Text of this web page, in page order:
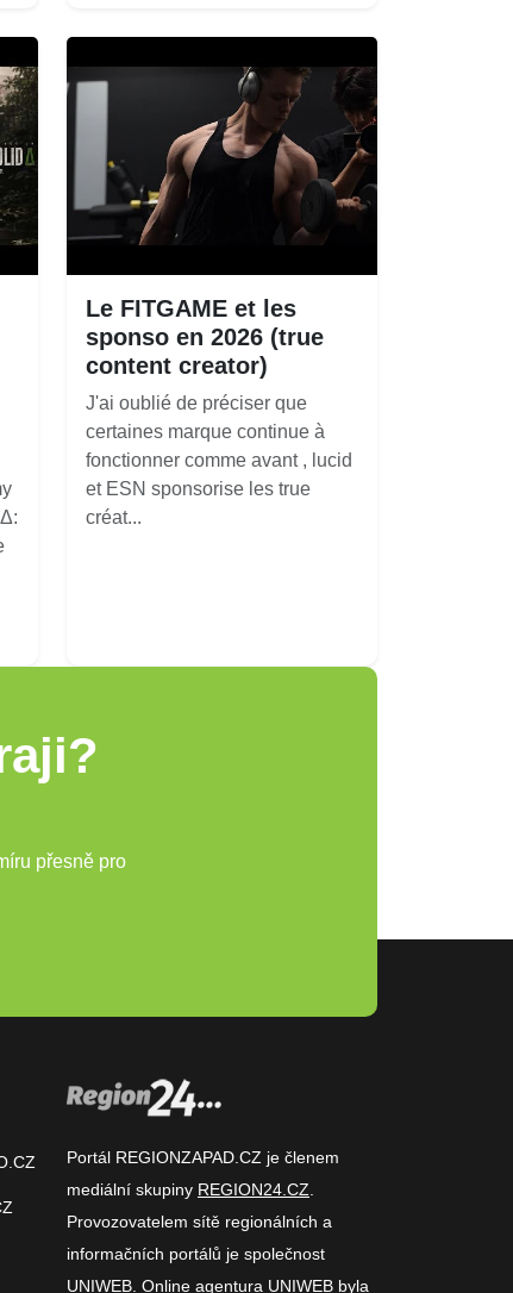
Le FITGAME et les
sponso en 2026 (true
content creator)
J'ai oublié de préciser que
certaines marque continue à
fonctionner comme avant , lucid
et ESN sponsorise les true
créat...
přesně pro
Portál REGIONZAPAD.CZ je členem
mediální skupiny REGION24.CZ
Provozovatelem sítě regionálních a
informačních portálů je společnost
UNIWEB . Online agentura UNIWEB byla